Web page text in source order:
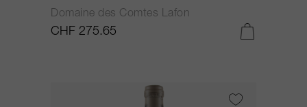
Domaine des Comtes Lafon
CHF 275.65